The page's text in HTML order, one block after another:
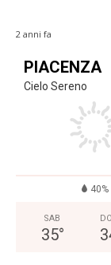
PIACENZA
Cielo Sereno
40%
SAB
35°
2 anni fa